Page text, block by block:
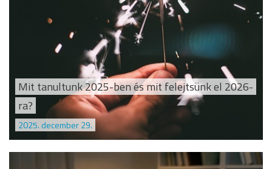
Mit tanultunk 2025-ben és mit felejtsünk el 2026-
ra?
2025. december 29.